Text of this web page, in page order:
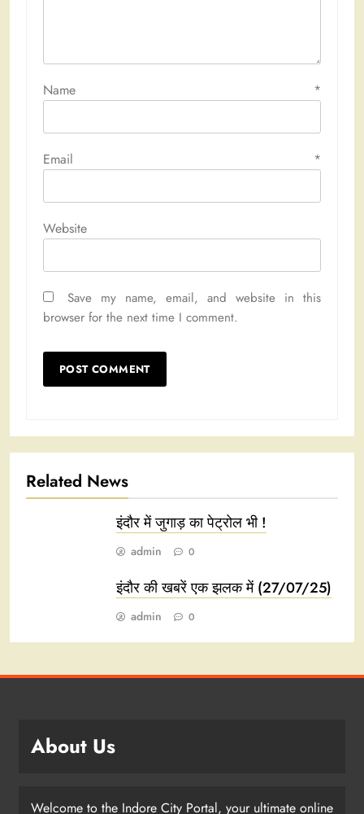
Name *
Email *
Website
Save my name, email, and website in this
browser for the next time I comment.
Related News
इंदौर में जुगाड़ का पेट्रोल भी !
admin 0
इंदौर की खबरें एक झलक में (27/07/25)
admin 0
About Us
Welcome to the Indore City Portal, your ultimate online